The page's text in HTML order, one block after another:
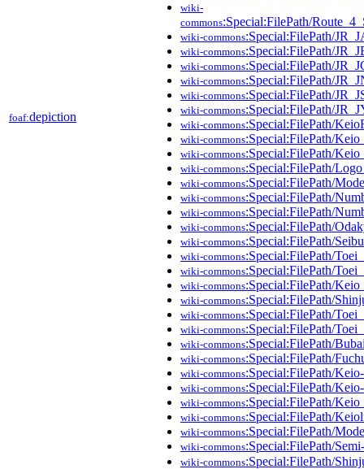
foaf:depiction
wiki-
commons:Special:FilePath/
wiki-commons:Special:FilePath/
wiki-commons:Special:FilePath/
wiki-commons:Special:FilePath/
wiki-commons:Special:FilePath/
wiki-commons:Special:FilePath/
wiki-commons:Special:FilePath/
wiki-commons:Special:FilePath/
wiki-commons:Special:FilePath/
wiki-commons:Special:FilePath/
wiki-commons:Special:FilePath/
wiki-commons:Special:FilePath/
wiki-commons:Special:FilePath/
wiki-commons:Special:FilePath/
wiki-commons:Special:FilePath/
wiki-commons:Special:FilePath/
wiki-commons:Special:FilePath/
wiki-commons:Special:FilePath/
wiki-commons:Special:FilePath/
wiki-commons:Special:FilePath/
wiki-commons:Special:FilePath/
wiki-commons:Special:FilePath/
wiki-commons:Special:FilePath/
wiki-commons:Special:FilePath/
wiki-commons:Special:FilePath/
wiki-commons:Special:FilePath/
wiki-commons:Special:FilePath/
wiki-commons:Special:FilePath/
wiki-commons:Special:FilePath/
wiki-commons:Special:FilePath/
wiki-commons:Special:FilePath/